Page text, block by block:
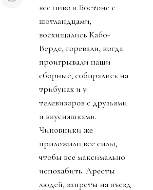
все пиво в Бостоне с
шотландцами,
восхищались Кабо-
Верде, горевали, когда
проигрывали наши
сборные, собирались на
трибунах и у
телевизоров с друзьями
и вкусняшками.
Чиновники же
приложили все силы,
чтобы все максимально
испохабить. Аресты
людей, запреты на въезд